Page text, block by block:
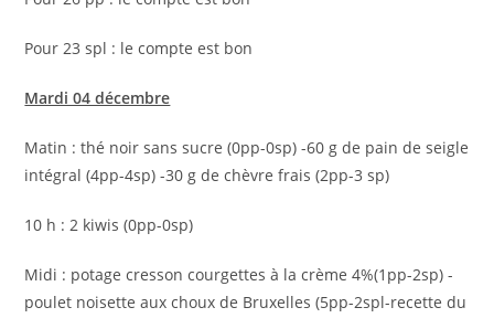
Pour 23 spl : le compte est bon
Mardi 04 décembre
Matin : thé noir sans sucre (0pp-0sp) -60 g de pain de seigle
intégral (4pp-4sp) -30 g de chèvre frais (2pp-3 sp)
10 h : 2 kiwis (0pp-0sp)
Midi : potage cresson courgettes à la crème 4%(1pp-2sp) -
poulet noisette aux choux de Bruxelles (5pp-2spl-recette du